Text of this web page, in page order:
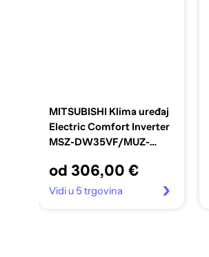
MITSUBISHI Klima uređaj
Electric Comfort Inverter
MSZ-DW35VF/MUZ-
od 306,00 €
Vidi u 5 trgovina